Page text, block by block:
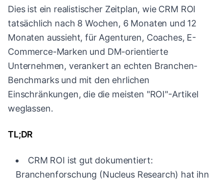
Dies ist ein realistischer Zeitplan, wie CRM ROI
tatsächlich nach 8 Wochen, 6 Monaten und 12
Monaten aussieht, für Agenturen, Coaches, E-
Commerce-Marken und DM-orientierte
Unternehmen, verankert an echten Branchen-
Benchmarks und mit den ehrlichen
Einschränkungen, die die meisten "ROI"-Artikel
weglassen.
TL;DR
CRM ROI ist gut dokumentiert:
Branchenforschung (Nucleus Research) hat ihn